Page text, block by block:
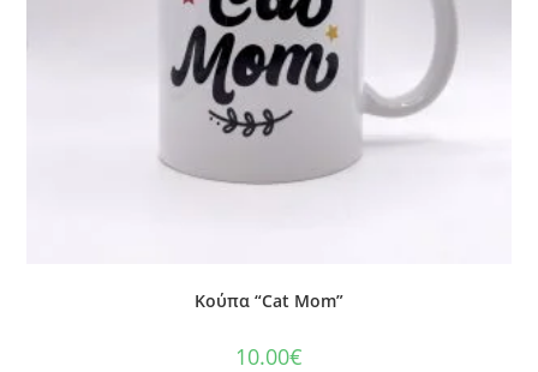
Κούπα “Cat Mom”
10.00€